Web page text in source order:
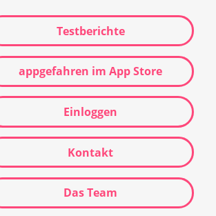
Testberichte
appgefahren im App Store
Einloggen
Kontakt
Das Team